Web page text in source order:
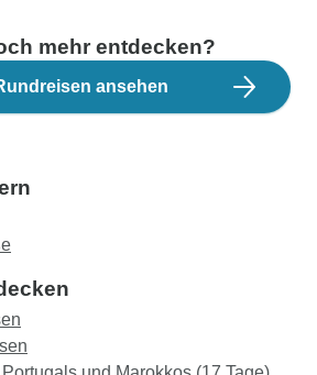
mehr entdecken?
ansehen